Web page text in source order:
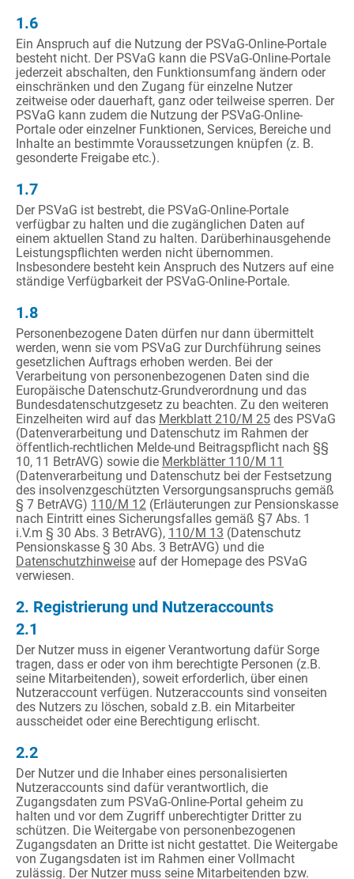
1.6
Ein Anspruch auf die Nutzung der PSVaG-Online-Portale
besteht nicht. Der PSVaG kann die PSVaG-Online-Portale
jederzeit abschalten, den Funktionsumfang ändern oder
einschränken und den Zugang für einzelne Nutzer
zeitweise oder dauerhaft, ganz oder teilweise sperren. Der
PSVaG kann zudem die Nutzung der PSVaG-Online-
Portale oder einzelner Funktionen, Services, Bereiche und
Inhalte an bestimmte Voraussetzungen knüpfen (z. B.
gesonderte Freigabe etc.).
1.7
Der PSVaG ist bestrebt, die PSVaG-Online-Portale
verfügbar zu halten und die zugänglichen Daten auf
einem aktuellen Stand zu halten. Darüberhinausgehende
Leistungspflichten werden nicht übernommen.
Insbesondere besteht kein Anspruch des Nutzers auf eine
ständige Verfügbarkeit der PSVaG-Online-Portale.
1.8
Personenbezogene Daten dürfen nur dann übermittelt
werden, wenn sie vom PSVaG zur Durchführung seines
gesetzlichen Auftrags erhoben werden. Bei der
Verarbeitung von personenbezogenen Daten sind die
Europäische Datenschutz-Grundverordnung und das
Bundesdatenschutzgesetz zu beachten. Zu den weiteren
Einzelheiten wird auf das Merkblatt 210/M 25 des PSVaG
(Datenverarbeitung und Datenschutz im Rahmen der
öffentlich-rechtlichen Melde-und Beitragspflicht nach §§
10, 11 BetrAVG) sowie die Merkblätter 110/M 11
(Datenverarbeitung und Datenschutz bei der Festsetzung
des insolvenzgeschützten Versorgungsanspruchs gemäß
§ 7 BetrAVG) 110/M 12 (Erläuterungen zur Pensionskasse
nach Eintritt eines Sicherungsfalles gemäß §7 Abs. 1
i.V.m § 30 Abs. 3 BetrAVG), 110/M 13 (Datenschutz
Pensionskasse § 30 Abs. 3 BetrAVG) und die
Datenschutzhinweise auf der Homepage des PSVaG
verwiesen.
2. Registrierung und Nutzeraccounts
2.1
Der Nutzer muss in eigener Verantwortung dafür Sorge
tragen, dass er oder von ihm berechtigte Personen (z.B.
seine Mitarbeitenden), soweit erforderlich, über einen
Nutzeraccount verfügen. Nutzeraccounts sind vonseiten
des Nutzers zu löschen, sobald z.B. ein Mitarbeiter
ausscheidet oder eine Berechtigung erlischt.
2.2
Der Nutzer und die Inhaber eines personalisierten
Nutzeraccounts sind dafür verantwortlich, die
Zugangsdaten zum PSVaG-Online-Portal geheim zu
halten und vor dem Zugriff unberechtigter Dritter zu
schützen. Die Weitergabe von personenbezogenen
Zugangsdaten an Dritte ist nicht gestattet. Die Weitergabe
von Zugangsdaten ist im Rahmen einer Vollmacht
zulässig. Der Nutzer muss seine Mitarbeitenden bzw.